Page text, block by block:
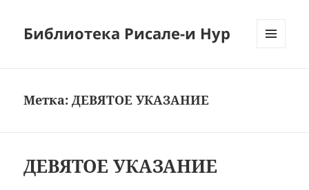
Библиотека Рисале-и Нур
Метка:ДЕВЯТОЕ УКАЗАНИЕ
ДЕВЯТОЕ УКАЗАНИЕ